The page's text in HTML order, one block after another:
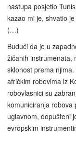
nastupa posjetio
kazao mi je, shvatio
(…)
Budući da je u
žičanih instrumenata,
sklonost prema
afričkim robovima iz
robovlasnici su
komuniciranja robova
uglavnom, dopušteni
evropskim